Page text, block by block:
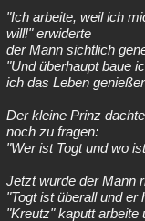
"Ich arbeite, weil ich
will!" erwiderte
der Mann sichtlich
"Und überhaupt baue
ich das Leben
Der kleine Prinz
noch zu fragen:
"Wer ist Togt und wo
Jetzt wurde der Mann
"Togt ist überall und
"Kreutz" kaputt arbeite